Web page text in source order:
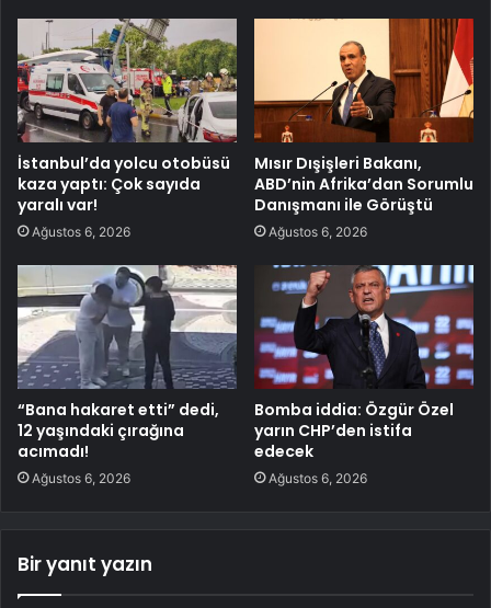
İstanbul’da yolcu otobüsü
kaza yaptı: Çok sayıda
yaralı var!
Ağustos 6, 2026
Mısır Dışişleri Bakanı,
ABD’nin Afrika’dan Sorumlu
Danışmanı ile Görüştü
Ağustos 6, 2026
“Bana hakaret etti” dedi,
12 yaşındaki çırağına
acımadı!
Ağustos 6, 2026
Bomba iddia: Özgür Özel
yarın CHP’den istifa
edecek
Ağustos 6, 2026
Bir yanıt yazın